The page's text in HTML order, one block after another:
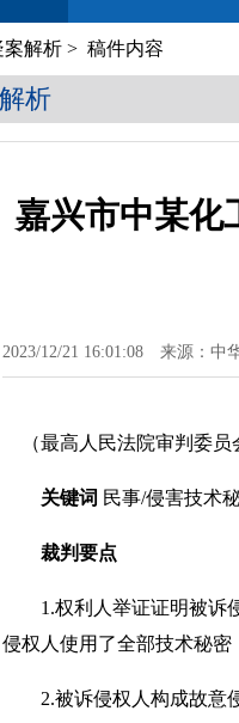
案解析 > 稿件内容
析
嘉兴市中某化
2023/12/21 16:01:08 来源：中
（最高人民法院审判委员
关键词 民事/侵害技术
裁判要点
1.权利人举证证明被诉侵
侵权人使用了全部技术秘密
2.被诉侵权人构成故意侵